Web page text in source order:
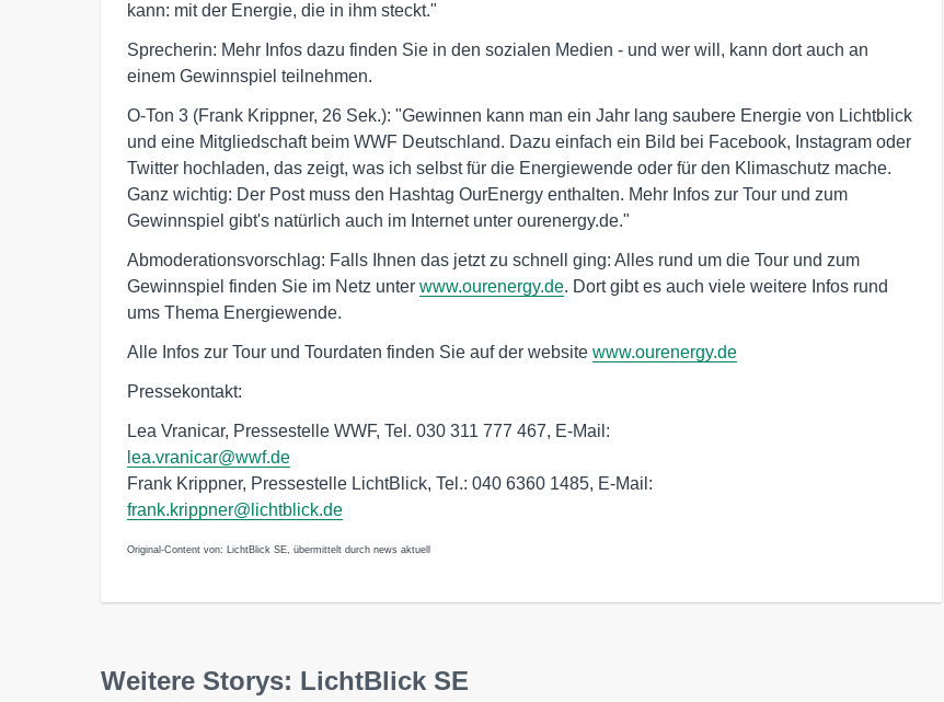
kann: mit der Energie, die in ihm steckt."
Sprecherin: Mehr Infos dazu finden Sie in den sozialen Medien - und wer will, kann dort auch an
einem Gewinnspiel teilnehmen.
O-Ton 3 (Frank Krippner, 26 Sek.): "Gewinnen kann man ein Jahr lang saubere Energie von Lichtblick
und eine Mitgliedschaft beim WWF Deutschland. Dazu einfach ein Bild bei Facebook, Instagram oder
Twitter hochladen, das zeigt, was ich selbst für die Energiewende oder für den Klimaschutz mache.
Ganz wichtig: Der Post muss den Hashtag OurEnergy enthalten. Mehr Infos zur Tour und zum
Gewinnspiel gibt's natürlich auch im Internet unter ourenergy.de."
Abmoderationsvorschlag: Falls Ihnen das jetzt zu schnell ging: Alles rund um die Tour und zum
Gewinnspiel finden Sie im Netz unter www.ourenergy.de. Dort gibt es auch viele weitere Infos rund
ums Thema Energiewende.
Alle Infos zur Tour und Tourdaten finden Sie auf der website www.ourenergy.de
Pressekontakt:
Lea Vranicar, Pressestelle WWF, Tel. 030 311 777 467, E-Mail:
lea.vranicar@wwf.de
Frank Krippner, Pressestelle LichtBlick, Tel.: 040 6360 1485, E-Mail:
frank.krippner@lichtblick.de
Original-Content von: LichtBlick SE, übermittelt durch news aktuell
Weitere Storys: LichtBlick SE